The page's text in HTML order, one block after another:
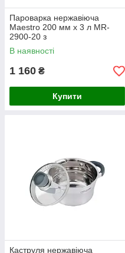
Пароварка нержавіюча
Maestro 200 мм х 3 л MR-
2900-20 з
термоакумулюючим дном та
скляною кришкою
В наявності
1 160 ₴
Купити
Каструля нержавіюча